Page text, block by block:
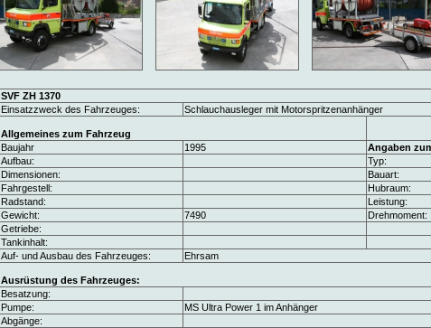
SVF ZH 1370
Einsatzzweck des Fahrzeuges:
Schlauchausleger mit Motorspritzenanhänger
Allgemeines zum Fahrzeug
Baujahr
1995
Angaben
Aufbau:
Typ:
Dimensionen:
Bauart:
Fahrgestell:
Hubraum:
Radstand:
Leistung:
Gewicht:
7490
Drehmoment:
Getriebe:
Tankinhalt:
Auf- und Ausbau des Fahrzeuges:
Ehrsam
Ausrüstung des Fahrzeuges:
Besatzung:
Pumpe:
MS Ultra Power 1 im Anhänger
Abgänge: